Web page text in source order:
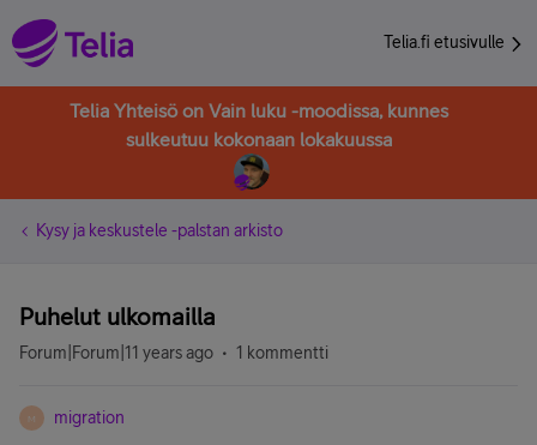
Telia.fi etusivulle
Telia Yhteisö on Vain luku -moodissa, kunnes
sulkeutuu kokonaan lokakuussa
Kysy ja keskustele -palstan arkisto
Puhelut ulkomailla
Forum|Forum|11 years ago 1 kommentti
M migration